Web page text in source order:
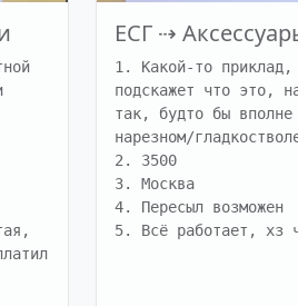
ЕСГ ⇢
1. Какой-то приклад,
подскажет что это,
так, будто бы
нарезном/
2. 3500
3. Москва
4. Пересыл возможен
5. Всё работает, хз